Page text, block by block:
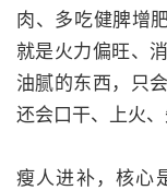
肉、多吃健脾增
就是火力偏旺、
油腻的东西，只
还会口干、上火
瘦人进补，核心